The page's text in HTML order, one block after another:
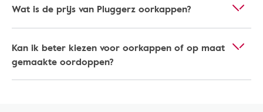
Wat is de prijs van Pluggerz oorkappen?
Kan ik beter kiezen voor oorkappen of op maat
gemaakte oordoppen?